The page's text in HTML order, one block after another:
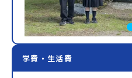
学費・生活費